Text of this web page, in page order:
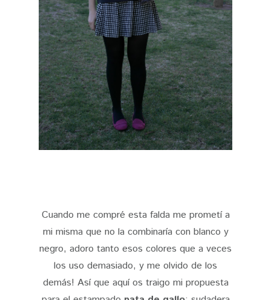
Cuando me compré esta falda me prometí a
mi misma que no la combinaría con blanco y
negro, adoro tanto esos colores que a veces
los uso demasiado, y me olvido de los
demás! Así que aquí os traigo mi propuesta